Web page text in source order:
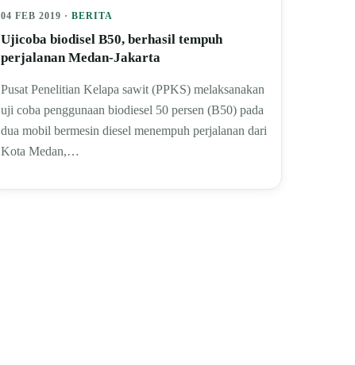
04 FEB 2019 · BERITA
Ujicoba biodisel B50, berhasil tempuh
perjalanan Medan-Jakarta
Pusat Penelitian Kelapa sawit (PPKS) melaksanakan
uji coba penggunaan biodiesel 50 persen (B50) pada
dua mobil bermesin diesel menempuh perjalanan dari
Kota Medan,…